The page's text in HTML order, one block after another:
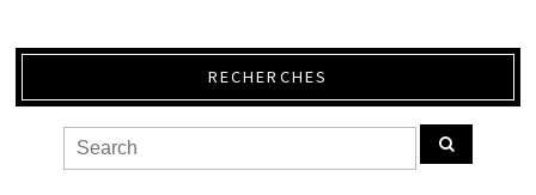
RECHERCHES